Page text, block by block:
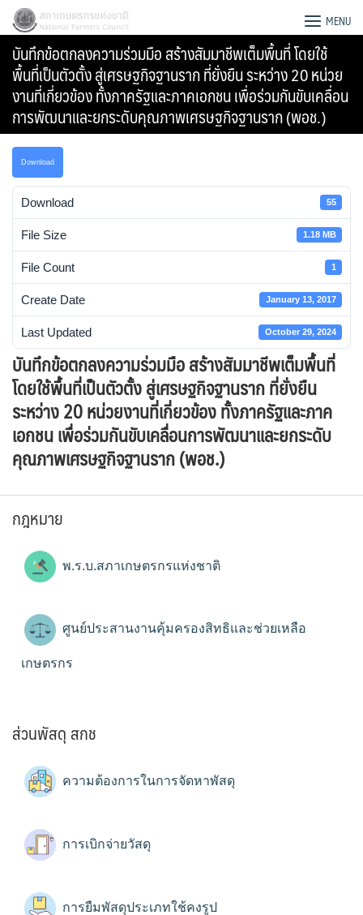
Skip
content
Search
for:
สภาเกษตรกรแห่งชาติ MENU
บันทึกข้อตกลงความร่วมมือ สร้างสัมมาชีพเต็มพื้นที่ โดยใช้
พื้นที่เป็นตัวตั้ง สู่เศรษฐกิจฐานราก ที่ยั่งยืน ระหว่าง 20 หน่วย
งานที่เกี่ยวข้อง ทั้งภาครัฐและภาคเอกชน เพื่อร่วมกันขับเคลื่อน
การพัฒนาและยกระดับคุณภาพเศรษฐกิจฐานราก (พอช.)
Download
Download 55
File Size 1.18 MB
File Count 1
Create Date January 13, 2017
Last Updated October 29, 2024
บันทึกข้อตกลงความร่วมมือ สร้างสัมมาชีพเต็มพื้นที่
โดยใช้พื้นที่เป็นตัวตั้ง สู่เศรษฐกิจฐานราก ที่ยั่งยืน
ระหว่าง 20 หน่วยงานที่เกี่ยวข้อง ทั้งภาครัฐและภาค
เอกชน เพื่อร่วมกันขับเคลื่อนการพัฒนาและยกระดับ
คุณภาพเศรษฐกิจฐานราก (พอช.)
กฎหมาย
พ.ร.บ.สภาเกษตรกรแห่งชาติ
ศูนย์ประสานงานคุ้มครองสิทธิและช่วยเหลือ
เกษตรกร
ส่วนพัสดุ สกช
ความต้องการในการจัดหาพัสดุ
การเบิกจ่ายวัสดุ
การยืมพัสดุประเภทใช้คงรูป